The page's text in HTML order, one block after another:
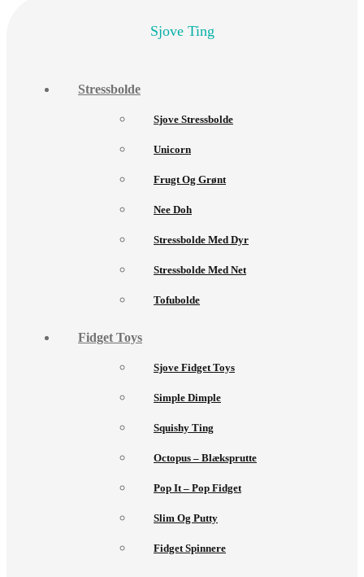
Sjove Ting
Stressbolde
Sjove Stressbolde
Unicorn
Frugt Og Grønt
Nee Doh
Stressbolde Med Dyr
Stressbolde Med Net
Tofubolde
Fidget Toys
Sjove Fidget Toys
Simple Dimple
Squishy Ting
Octopus – Blæksprutte
Pop It – Pop Fidget
Slim Og Putty
Fidget Spinnere